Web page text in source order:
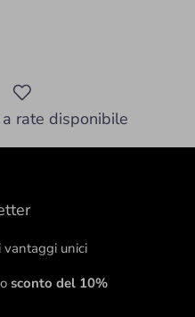
rate disponibile
vantaggi unici
sconto del 10%